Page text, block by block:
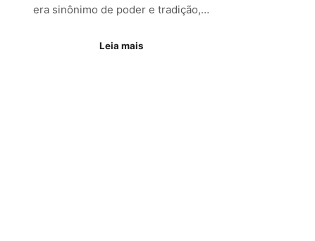
era sinônimo de poder e tradição,…
Leia mais